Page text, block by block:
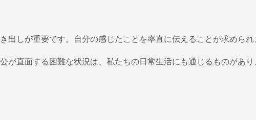
しが重要です。自分の感じたことを率直に伝えることが求められ
が直面する困難な状況は、私たちの日常生活にも通じるものがあ